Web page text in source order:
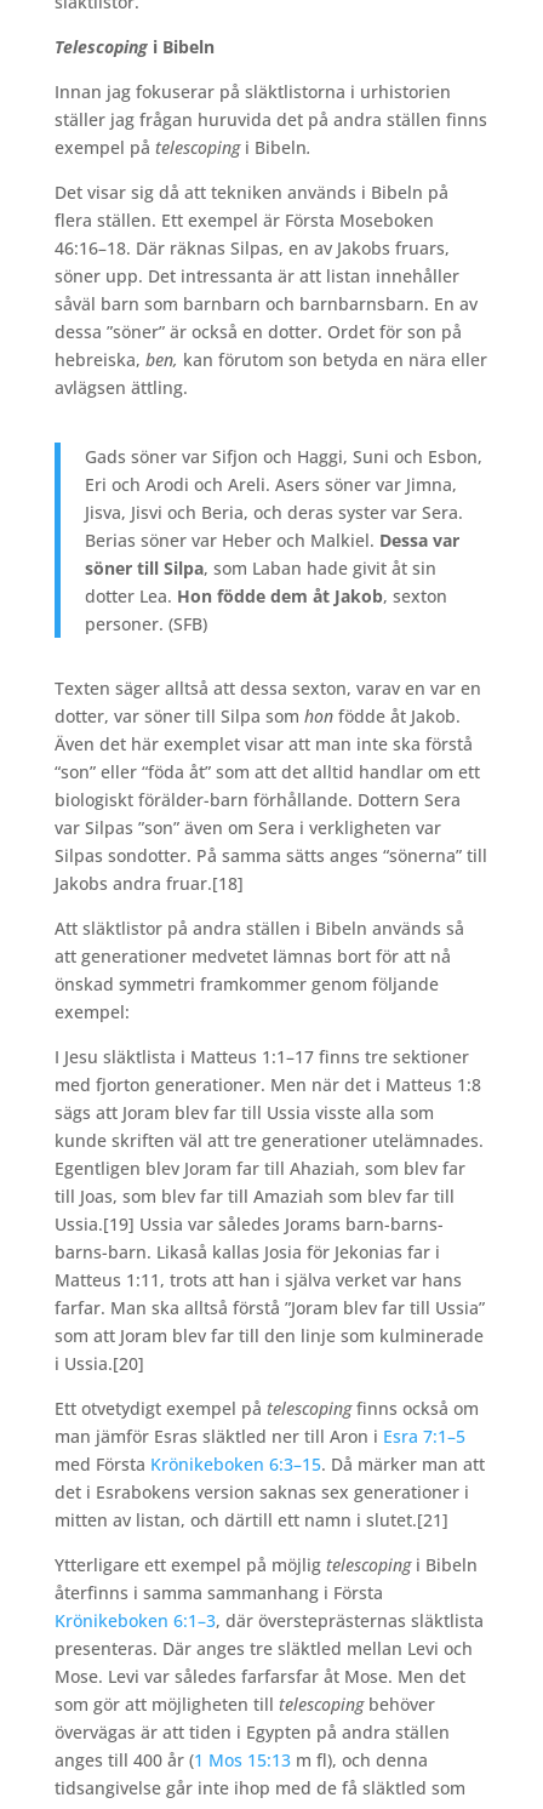
Telescopingi Bibeln
Innan jag fokuserar på släktlistorna i urhistorien
ställer jag frågan huruvida det på andra ställen finns
exempel på telescopingi Bibeln.
Det visar sig då att tekniken används i Bibeln på
flera ställen. Ett exempel är Första Moseboken
46:16–18. Där räknas Silpas, en av Jakobs fruars,
söner upp. Det intressanta är att listan innehåller
såväl barn som barnbarn och barnbarnsbarn. En av
dessa ”söner” är också en dotter. Ordet för son på
hebreiska, ben, kan förutom son betyda en nära eller
avlägsen ättling.
Gads söner var Sifjon och Haggi, Suni och Esbon,
Eri och Arodi och Areli. Asers söner var Jimna,
Jisva, Jisvi och Beria, och deras syster var Sera.
Berias söner var Heber och Malkiel. Dessa var
söner till Silpa, som Laban hade givit åt sin
dotter Lea. Hon födde dem åt Jakob, sexton
personer. (SFB)
Texten säger alltså att dessa sexton, varav en var en
dotter, var söner till Silpa som honfödde åt Jakob.
Även det här exemplet visar att man inte ska förstå
“son” eller “föda åt” som att det alltid handlar om ett
biologiskt förälder-barn förhållande. Dottern Sera
var Silpas ”son” även om Sera i verkligheten var
Silpas sondotter. På samma sätts anges “sönerna” till
Jakobs andra fruar.[18]
Att släktlistor på andra ställen i Bibeln används så
att generationer medvetet lämnas bort för att nå
önskad symmetri framkommer genom följande
exempel:
I Jesu släktlista i Matteus 1:1–17 finns tre sektioner
med fjorton generationer. Men när det i Matteus 1:8
sägs att Joram blev far till Ussia visste alla som
kunde skriften väl att tre generationer utelämnades.
Egentligen blev Joram far till Ahaziah, som blev far
till Joas, som blev far till Amaziah som blev far till
Ussia.[19] Ussia var således Jorams barn-barns-
barns-barn. Likaså kallas Josia för Jekonias far i
Matteus 1:11, trots att han i själva verket var hans
farfar. Man ska alltså förstå ”Joram blev far till Ussia”
som att Joram blev far till den linje som kulminerade
i Ussia.[20]
Ett otvetydigt exempel på telescopingfinns också om
man jämför Esras släktled ner till Aron i Esra 7:1–5
med Första Krönikeboken 6:3–15. Då märker man att
det i Esrabokens version saknas sex generationer i
mitten av listan, och därtill ett namn i slutet.[21]
Ytterligare ett exempel på möjlig telescoping i Bibeln
återfinns i samma sammanhang i Första
Krönikeboken 6:1–3, där översteprästernas släktlista
presenteras. Där anges tre släktled mellan Levi och
Mose. Levi var således farfarsfar åt Mose. Men det
som gör att möjligheten till telescopingbehöver
övervägas är att tiden i Egypten på andra ställen
anges till 400 år (1 Mos 15:13m fl), och denna
tidsangivelse går inte ihop med de få släktled som